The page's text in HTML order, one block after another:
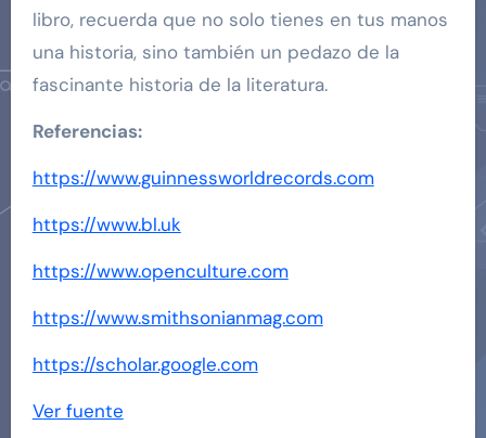
libro, recuerda que no solo tienes en tus manos
una historia, sino también un pedazo de la
fascinante historia de la literatura.
Referencias:
https://www.guinnessworldrecords.com
https://www.bl.uk
https://www.openculture.com
https://www.smithsonianmag.com
https://scholar.google.com
Navegación
Ver fuente